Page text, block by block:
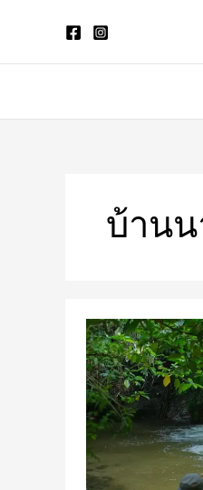
บ้าน
รีวิว
ที่
เที่ยว
บ้านนาสาร
จังหวัด
สุราษฎร์ธานี